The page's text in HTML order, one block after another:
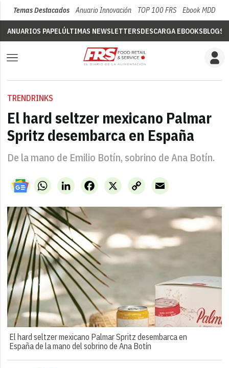
Temas Destacados Anuario Innovación TOP 100 FRS Ebook MDD
ANUARIOS PAPELÚLTIMAS NEWSLETTERSDESCARGA EBOOKSBLOGS
TRENDRINKS
El hard seltzer mexicano Palmar
Spritz desembarca en España
De la mano de Emilio Botín, sobrino de Ana Botín.
WhatsAppLinkedIn X
Facebook
Copy
Link
Email
El hard seltzer mexicano Palmar Spritz desembarca en
España de la mano del sobrino de Ana Botín